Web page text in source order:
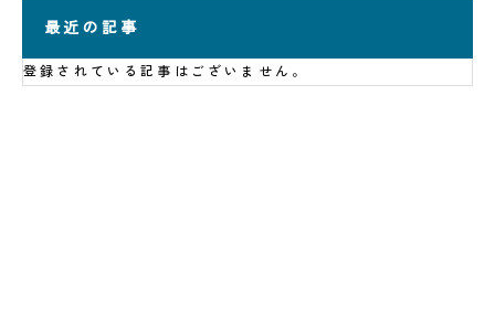
最近の記事
登録されている記事はございません。